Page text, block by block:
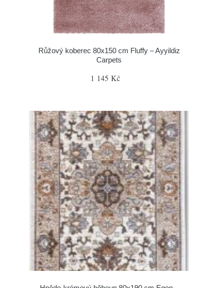
Růžový koberec 80x150 cm Fluffy – Ayyildiz
Carpets
1 145 Kč